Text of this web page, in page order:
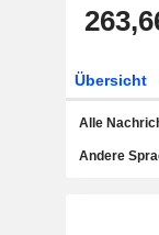
Übersicht
Alle
Andere